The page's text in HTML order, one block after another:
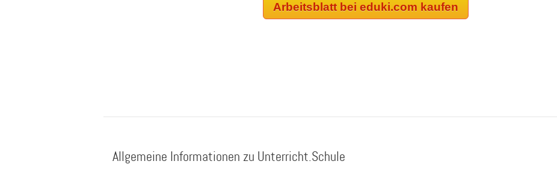
Arbeitsblatt bei eduki.com kaufen
Allgemeine Informationen zu Unterricht.Schule